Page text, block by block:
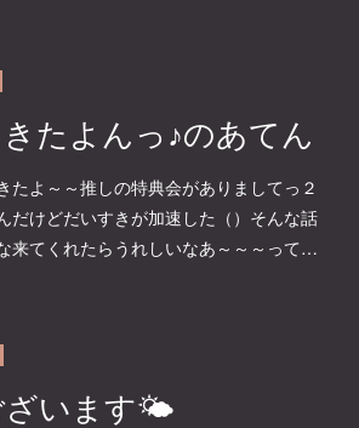
たよんっ♪のあてん
たよ～～推しの特典会がありましてっ２
だけどだいすきが加速した（）そんな話
来てくれたらうれしいなあ～～～って…
ざいます🌤